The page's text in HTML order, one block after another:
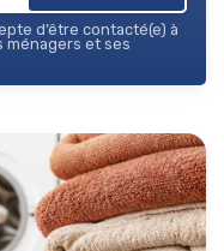
d’être contacté(e) à
ménagers et ses